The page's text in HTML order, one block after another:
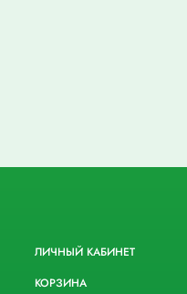
ЛИЧНЫЙ КАБИНЕТ
КОРЗИНА